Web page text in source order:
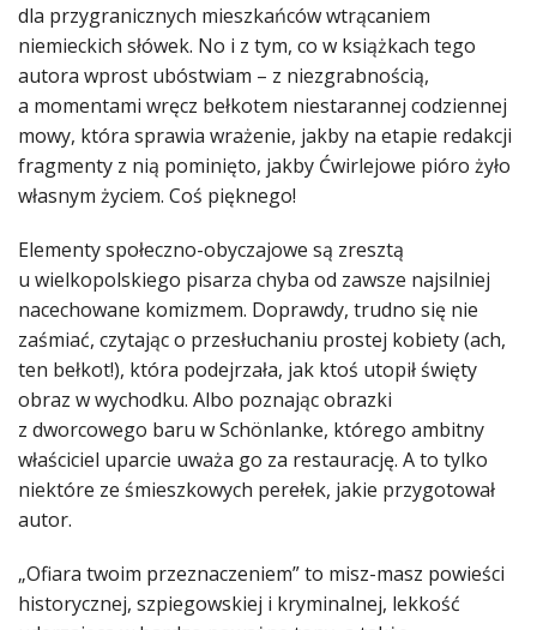
dla przygranicznych mieszkańców wtrącaniem
niemieckich słówek. No i z tym, co w książkach tego
autora wprost ubóstwiam ­– z niezgrabnością,
a momentami wręcz bełkotem niestarannej codziennej
mowy, która sprawia wrażenie, jakby na etapie redakcji
fragmenty z nią pominięto, jakby Ćwirlejowe pióro żyło
własnym życiem. Coś pięknego!
Elementy społeczno-obyczajowe są zresztą
u wielkopolskiego pisarza chyba od zawsze najsilniej
nacechowane komizmem. Doprawdy, trudno się nie
zaśmiać, czytając o przesłuchaniu prostej kobiety (ach,
ten bełkot!), która podejrzała, jak ktoś utopił święty
obraz w wychodku. Albo poznając obrazki
z dworcowego baru w Schönlanke, którego ambitny
właściciel uparcie uważa go za restaurację. A to tylko
niektóre ze śmieszkowych perełek, jakie przygotował
autor.
„Ofiara twoim przeznaczeniem” to misz-masz powieści
historycznej, szpiegowskiej i kryminalnej, lekkość